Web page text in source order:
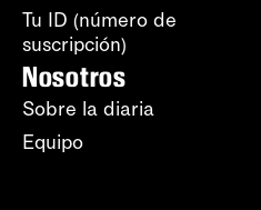
Tu ID (número de
suscripción)
Nosotros
Sobre la diaria
Equipo